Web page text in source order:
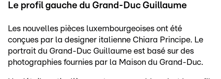
Le profil gauche du Grand-Duc Guillaume
Les nouvelles pièces luxembourgeoises ont été
conçues par la designer italienne Chiara Principe. Le
portrait du Grand-Duc Guillaume est basé sur des
photographies fournies par la Maison du Grand-Duc.